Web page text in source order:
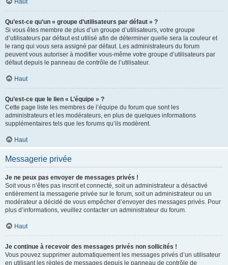
Haut
Qu’est-ce qu’un « groupe d’utilisateurs par défaut » ?
Si vous êtes membre de plus d’un groupe d’utilisateurs, votre groupe
d’utilisateurs par défaut est utilisé afin de déterminer quelle sera la couleur et
le rang qui vous sera assigné par défaut. Les administrateurs du forum
peuvent vous autoriser à modifier vous-même votre groupe d’utilisateurs par
défaut depuis le panneau de contrôle de l’utilisateur.
Haut
Qu’est-ce que le lien « L’équipe » ?
Cette page liste les membres de l’équipe du forum que sont les
administrateurs et les modérateurs, en plus de quelques informations
supplémentaires tels que les forums qu’ils modèrent.
Haut
Messagerie privée
Je ne peux pas envoyer de messages privés !
Soit vous n’êtes pas inscrit et connecté, soit un administrateur a désactivé
entièrement la messagerie privée sur le forum, soit un administrateur ou un
modérateur a décidé de vous empêcher d’envoyer des messages privés. Pour
plus d’informations, veuillez contacter un administrateur du forum.
Haut
Je continue à recevoir des messages privés non sollicités !
Vous pouvez supprimer automatiquement les messages privés d’un utilisateur
en utilisant les règles de messages depuis le panneau de contrôle de